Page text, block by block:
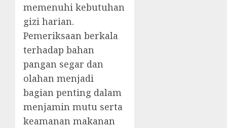
memenuhi kebutuhan
gizi harian.
Pemeriksaan berkala
terhadap bahan
pangan segar dan
olahan menjadi
bagian penting dalam
menjamin mutu serta
keamanan makanan